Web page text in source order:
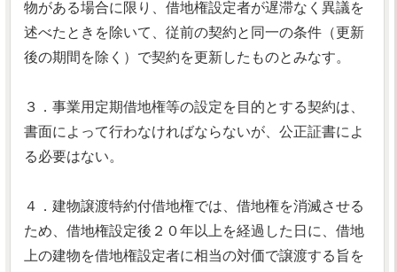
物がある場合に限り、借地権設定者が遅滞なく異議を
述べたときを除いて、従前の契約と同一の条件（更新
後の期間を除く）で契約を更新したものとみなす。
３．事業用定期借地権等の設定を目的とする契約は、
書面によって行わなければならないが、公正証書によ
る必要はない。
４．建物譲渡特約付借地権では、借地権を消滅させる
ため、借地権設定後２０年以上を経過した日に、借地
上の建物を借地権設定者に相当の対価で譲渡する旨を